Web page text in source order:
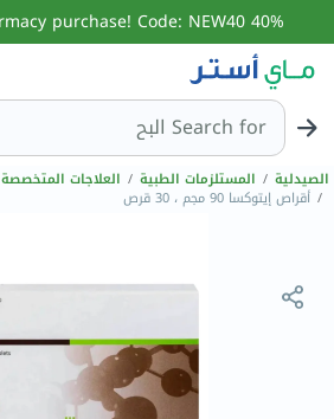
40% off 1st online pharmacy purchase! Code: NEW40
Search for البحث عن سيت
الصيدلية / المستلزمات الطبية / العلاجات المتخصصة
/ أقراص إيتوكسا 90 مجم ، 30 قرص